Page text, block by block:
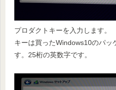
プロダクトキーを入力します。
キーは買ったWindows10のパッ
す。25桁の英数字です。